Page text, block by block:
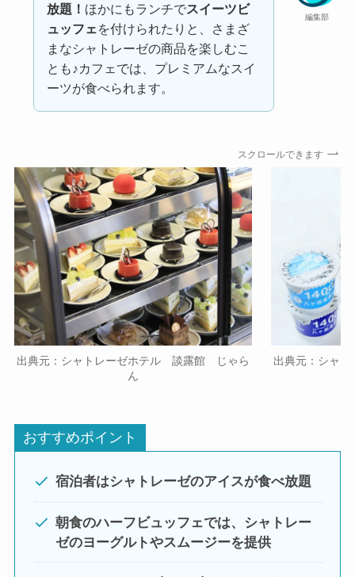
編集部
放題！ ほかにもランチでスイーツビ
ュッフェを付けられたりと、さまざ
まなシャトレーゼの商品を楽しむこ
とも♪カフェでは、プレミアムなスイ
ーツが食べられます。
スクロールできます
出典元：シャトレーゼホテル 談露館 じゃら
ん
出典元：シャ
おすすめポイント
宿泊者はシャトレーゼのアイスが食べ放題
朝食のハーフビュッフェでは、シャトレー
ゼのヨーグルトやスムージーを提供